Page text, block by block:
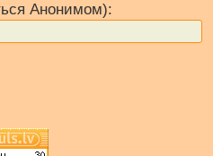
Анонимом):